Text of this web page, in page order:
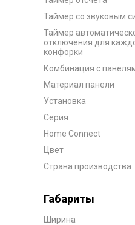
Таймер со звуковым
Таймер
отключения для
конфорки
Комбинация с
Материал панели
Установка
Серия
Home Connect
Цвет
Страна производства
Габариты
Ширина